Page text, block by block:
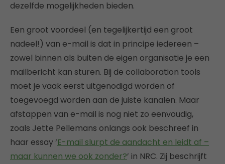
dezelfde mogelijkheden bieden.
Een groot voordeel (en tegelijkertijd een groot
nadeel!) van e-mail is dat in principe iedereen –
zowel binnen als buiten de eigen organisatie je een
mailbericht kan sturen. Bij de collaboration tools
moet je vaak eerst uitgenodigd worden of
toegevoegd worden aan de juiste kanalen. Maar
afstappen van e-mail is nog niet zo eenvoudig,
zoals Jette Pellemans onlangs ook beschreef in
haar essay ‘E-mail slurpt de aandacht en leidt af –
maar kunnen we ook zonder?’ in NRC. Zij beschrijft